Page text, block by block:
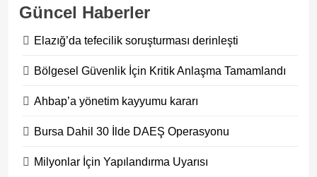
Güncel Haberler
Elazığ’da tefecilik soruşturması derinleşti
Bölgesel Güvenlik İçin Kritik Anlaşma Tamamlandı
Ahbap’a yönetim kayyumu kararı
Bursa Dahil 30 İlde DAEŞ Operasyonu
Milyonlar İçin Yapılandırma Uyarısı